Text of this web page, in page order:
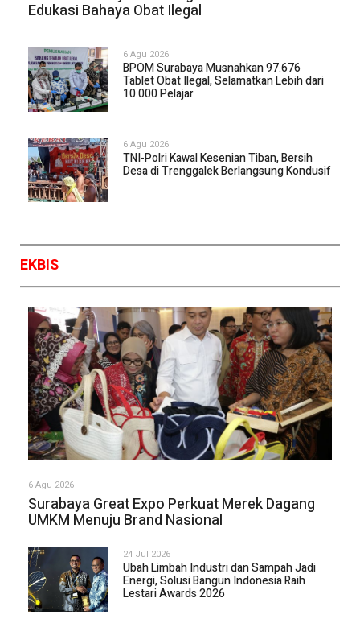
Surabaya Great Expo
UMKM Menuju Brand
Nasional
Edukasi Bahaya Obat Ilegal
6 Agu 2026
BPOM Surabaya Musnahkan 97.676
Tablet Obat Ilegal, Selamatkan Lebih dari
10.000 Pelajar
6 Agu 2026
TNI-Polri Kawal Kesenian Tiban, Bersih
Desa di Trenggalek Berlangsung Kondusif
EKBIS
6 Agu 2026
Surabaya Great Expo Perkuat Merek Dagang
UMKM Menuju Brand Nasional
24 Jul 2026
Ubah Limbah Industri dan Sampah Jadi
Energi, Solusi Bangun Indonesia Raih
Lestari Awards 2026